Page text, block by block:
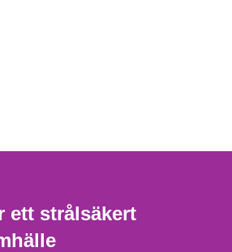
ett strålsäkert